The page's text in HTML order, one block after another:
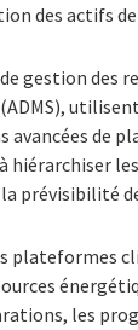
des actifs
gestion des
utilisent
de
hiérarchiser
prévisibilité
plateformes
les